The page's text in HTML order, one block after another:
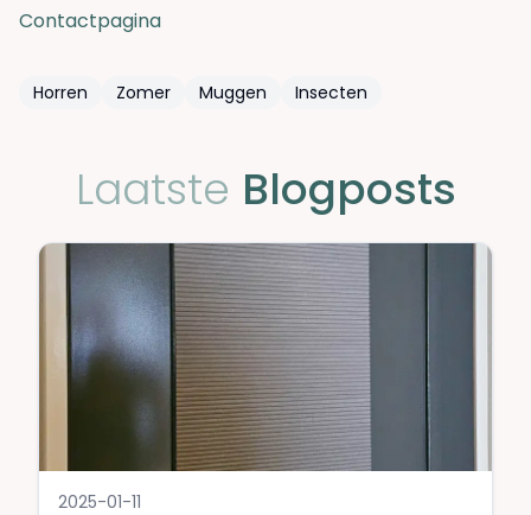
Contactpagina
Horren Zomer Muggen Insecten
Laatste Blogposts
2025-01-11